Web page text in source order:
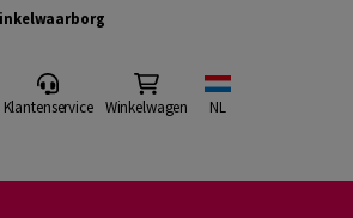
Klantenservice Winkelwagen NL